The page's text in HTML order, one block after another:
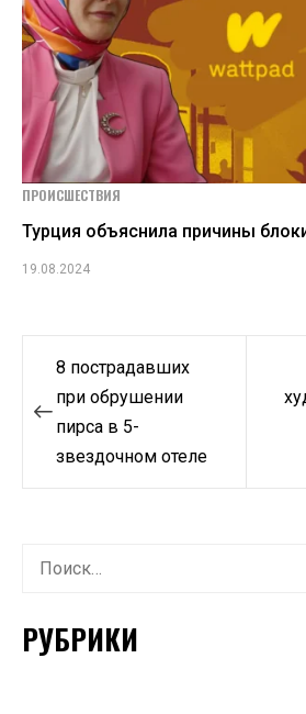
ПРОИСШЕСТВИЯ
Турция объяснила причины
19.08.2024
Навигация
по
записям
8 пострадавших
при обрушении
пирса в 5-
звездочном отеле
Найти:
РУБРИКИ